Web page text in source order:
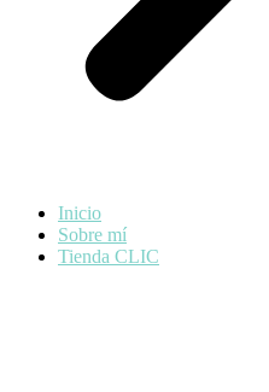
Inicio
Sobre mí
Tienda CLIC